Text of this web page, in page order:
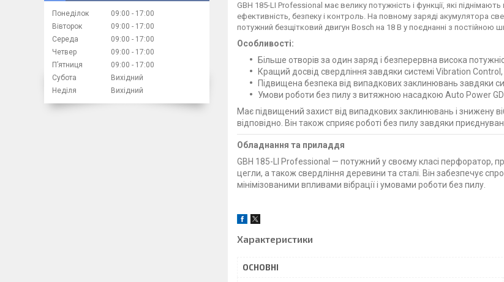
GBH 185-LI Professional має велику потужність і функції, які
ефективність, безпеку і контроль. На повному заряді акумулятора
потужний безщітковий двигун Bosch на 18 В у поєднанні з постійною
Особливості:
Більше отворів за один заряд і безперервна висока
Кращий досвід свердління завдяки системі Vibration
Підвищена безпека від випадкових заклинювань завдяки
Умови роботи без пилу з витяжною насадкою Auto Power
Має підвищений захист від випадкових заклинювань і знижену
відповідно. Він також сприяє роботі без пилу завдяки
Обладнання та приладдя
GBH 185-LI Professional — потужний у своєму класі перфоратор,
цегли, а також свердління деревини та сталі. Він забезпечує
мінімізованими впливами вібрації і умовами роботи без пилу.
Характеристики
ОСНОВНІ
Понеділок 09:00
17:00
Вівторок
09:00
17:00
Середа
09:00
17:00
Четвер
09:00
17:00
Пʼятниця
09:00
17:00
Субота
Вихідний
Неділя
Вихідний